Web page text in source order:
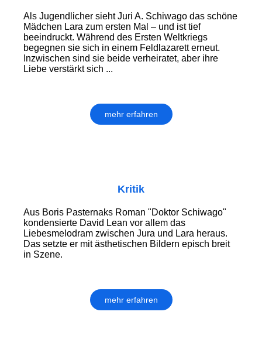
Als Jugendlicher sieht Juri A. Schiwago das schöne
Mädchen Lara zum ersten Mal – und ist tief
beeindruckt. Während des Ersten Weltkriegs
begegnen sie sich in einem Feldlazarett erneut.
Inzwischen sind sie beide verheiratet, aber ihre
Liebe verstärkt sich ...
mehr erfahren
Kritik
Aus Boris Pasternaks Roman "Doktor Schiwago"
kondensierte David Lean vor allem das
Liebesmelodram zwischen Jura und Lara heraus.
Das setzte er mit ästhetischen Bildern episch breit
in Szene.
mehr erfahren